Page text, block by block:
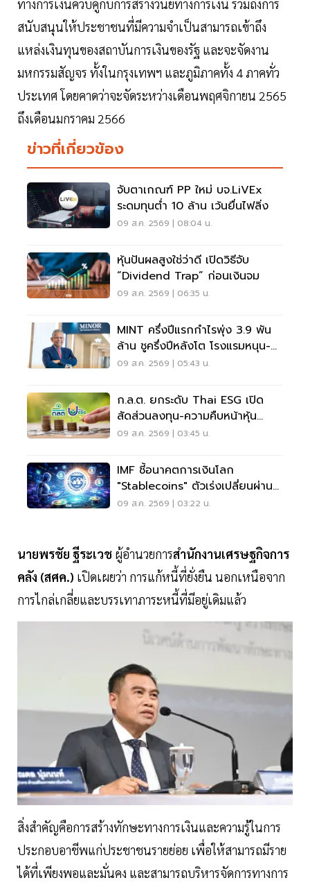
ทางการเงินควบคู่กับการสร้างวินัยทางการเงิน รวมถึงการ
สนับสนุนให้ประชาชนที่มีความจำเป็นสามารถเข้าถึง
แหล่งเงินทุนของสถาบันการเงินของรัฐ และจะจัดงาน
มหกรรมสัญจร ทั้งในกรุงเทพฯ และภูมิภาคทั้ง 4 ภาคทั่ว
ประเทศ โดยคาดว่าจะจัดระหว่างเดือนพฤศจิกายน 2565
ถึงเดือนมกราคม 2566
ข่าวที่เกี่ยวข้อง
จับตาเกณฑ์ PP ใหม่ บจ.LiVEx
ระดมทุนต่ำ 10 ล้าน เว้นยื่นไฟลิ่ง
09 ส.ค. 2569 | 08:04 น.
หุ้นปันผลสูงใช่ว่าดี เปิดวิธีจับ
“Dividend Trap” ก่อนเงินจม
09 ส.ค. 2569 | 06:35 น.
MINT ครึ่งปีแรกกำไรพุ่ง 3.9 พัน
ล้าน ชูครึ่งปีหลังโต โรงแรมหนุน-
ลุยลดภาระหนี้
09 ส.ค. 2569 | 05:43 น.
ก.ล.ต. ยกระดับ Thai ESG เปิด
สัดส่วนลงทุน-ความคืบหน้าหุ้น
JUMP+
09 ส.ค. 2569 | 03:45 น.
IMF ชี้อนาคตการเงินโลก
"Stablecoins" ตัวเร่งเปลี่ยนผ่าน
ระบบชำระเงิน
09 ส.ค. 2569 | 03:22 น.
นายพรชัย ฐีระเวช ผู้อำนวยการสำนักงานเศรษฐกิจการ
คลัง (สศค.) เปิดเผยว่า การแก้หนี้ที่ยั่งยืน นอกเหนือจาก
การไกล่เกลี่ยและบรรเทาภาระหนี้ที่มีอยู่เดิมแล้ว
สิ่งสำคัญคือการสร้างทักษะทางการเงินและความรู้ในการ
ประกอบอาชีพแก่ประชาชนรายย่อย เพื่อให้สามารถมีราย
ได้ที่เพียงพอและมั่นคง และสามารถบริหารจัดการทางการ